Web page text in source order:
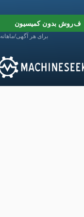
فروش بدون کمیسیون
*برای هر آگهی/ماهانه